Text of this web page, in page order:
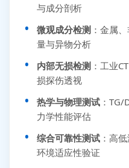
与成分剖析
微观成分检测 ：金属
量与异物分析
内部无损检测 ：工业
损探伤透视
热学与物理测试 ：
力学性能评估
综合可靠性测试 ：高
环境适应性验证